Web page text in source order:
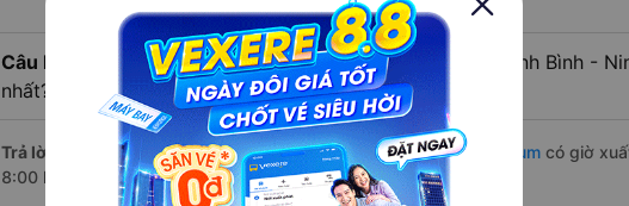
Câu hỏi:
Nhà xe Giường nằm đi Đắk Glei - Kon Tum từ Ninh Bình -
nhất?
Trả lời: ChuyếnGiường nằm Ninh Bình - Ninh Bình Đắk Glei - Kon Tum có giờ
8:00 là của nhà xe Đức Thành (Kon Tum).